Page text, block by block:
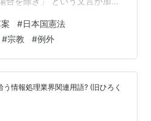
自民党草案20条3項では、
為の範囲を超えないもの」 は
て草案89条では、 その例外
を行う組織や団体への公金支
ます。 現行憲法は、宗教団体
#日本国憲法
#宗教 #例外
情報処理業界関連用語? (旧ひろく